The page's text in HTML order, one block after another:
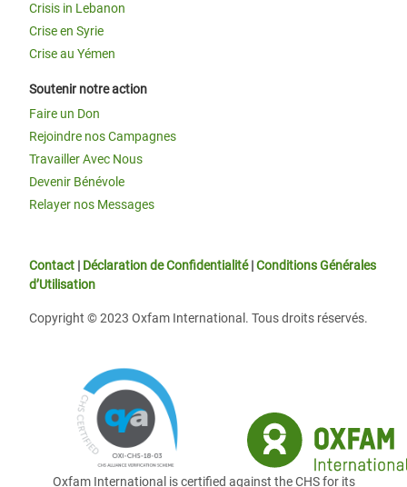
Crisis in Lebanon
Crise en Syrie
Crise au Yémen
Soutenir notre action
Faire un Don
Rejoindre nos Campagnes
Travailler Avec Nous
Devenir Bénévole
Relayer nos Messages
Contact | Déclaration de Confidentialité|Conditions Générales
d’Utilisation
Copyright © 2023 Oxfam International. Tous droits réservés.
Oxfam International is certified against the CHS for its